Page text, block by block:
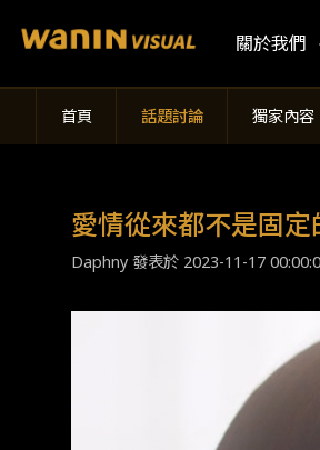
關於我們
首頁 話題討論 獨家內容
愛情從來都不是固
Daphny 發表於 2023-11-17